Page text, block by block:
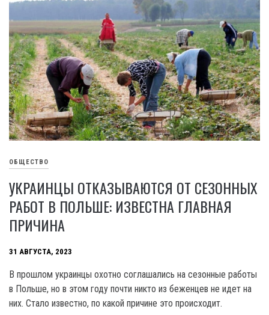
ОБЩЕСТВО
УКРАИНЦЫ ОТКАЗЫВАЮТСЯ ОТ СЕЗОННЫХ
РАБОТ В ПОЛЬШЕ: ИЗВЕСТНА ГЛАВНАЯ
ПРИЧИНА
31 АВГУСТА, 2023
В прошлом украинцы охотно соглашались на сезонные работы
в Польше, но в этом году почти никто из беженцев не идет на
них. Стало известно, по какой причине это происходит.